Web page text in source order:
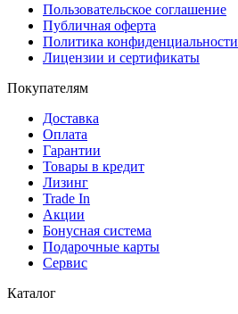
Пользовательское соглашение
Публичная оферта
Политика конфиденциальности
Лицензии и сертификаты
Покупателям
Доставка
Оплата
Гарантии
Товары в кредит
Лизинг
Trade In
Акции
Бонусная система
Подарочные карты
Сервис
Каталог